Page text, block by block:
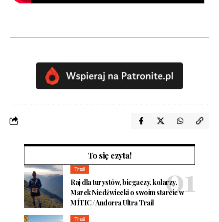
To się czyta!
Trail
Raj dla turystów, biegaczy, kolarzy.
Marek Niedźwiecki o swoim starcie w
MÍTIC / Andorra Ultra Trail
Trail